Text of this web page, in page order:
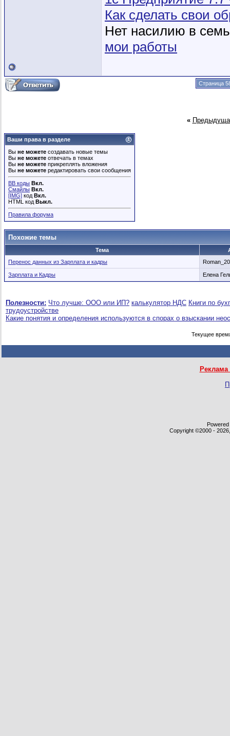
Как сделать свои
Нет насилию в
мои работы
Страница
«
Ваши права в разделе
Вы не можете создавать новые темы
Вы не можете отвечать в темах
Вы не можете прикреплять вложения
Вы не можете редактировать свои сообщения
BB коды Вкл.
Смайлы Вкл.
[IMG] код Вкл.
HTML код Выкл.
Правила форума
Похожие темы
Тема
Перенос данных из Зарплата и кадры
Зарплата и Кадры Елена
Полезности: Что лучше: ООО или ИП? калькулятор НДС Книги по
трудоустройстве
Какие понятия и определения используются в спорах о взыскании
Текущее
Copyright ©2000 -